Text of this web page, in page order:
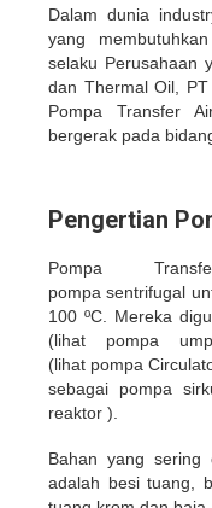
Dalam dunia
yang
selaku Perusahaan
dan Thermal Oil,
Pompa Transfer
bergerak pada
Pengertian
Pompa
pompa sentrifugal
100 ºC. Mereka
(lihat pompa
(lihat pompa
sebagai pompa
reaktor ).
Bahan yang sering
adalah besi tuang,